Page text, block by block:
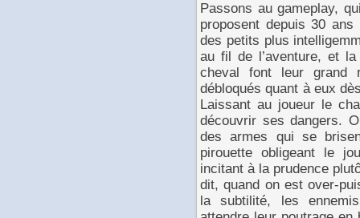
Passons au gameplay,
proposent depuis 30
des petits plus
au fil de l’aventure, et
cheval font leur grand
débloqués quant à eux
Laissant au joueur le
découvrir ses dangers.
des armes qui se
pirouette obligeant le
incitant à la prudence
dit, quand on est over-
la subtilité, les